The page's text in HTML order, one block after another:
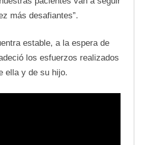
más desafiantes”.
estable, a la espera de
los esfuerzos realizados
ella y de su hijo.